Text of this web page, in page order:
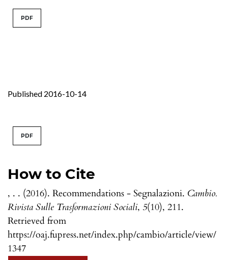
PDF
Published 2016-10-14
How to Cite
, . . (2016). Recommendations - Segnalazioni. Cambio.
Rivista Sulle Trasformazioni Sociali, 5(10), 211.
Retrieved from
https://oaj.fupress.net/index.php/cambio/article/view/
1347
PDF